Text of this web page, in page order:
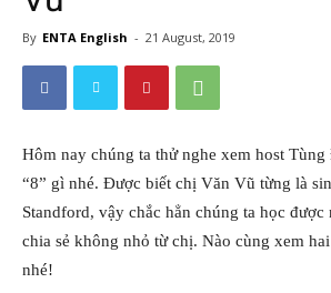
By ENTA English - 21 August, 2019
Hôm nay chúng ta thử nghe xem host
“8” gì nhé. Được biết chị Văn Vũ từng là
Standford, vậy chắc hẳn chúng ta học
chia sẻ không nhỏ từ chị. Nào cùng xem
nhé!